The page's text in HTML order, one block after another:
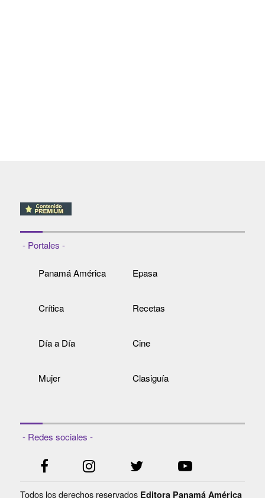
- Portales -
Panamá América Epasa
Crítica Recetas
Día a Día Cine
Mujer Clasiguía
- Redes sociales -
Todos los derechos reservados Editora Panamá América